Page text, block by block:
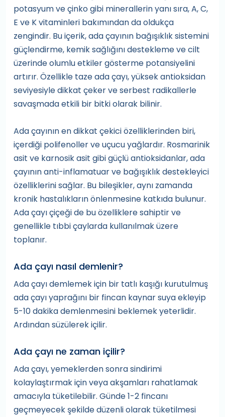
potasyum ve çinko gibi minerallerin yanı sıra, A, C,
E ve K vitaminleri bakımından da oldukça
zengindir. Bu içerik, ada çayının bağışıklık sistemini
güçlendirme, kemik sağlığını destekleme ve cilt
üzerinde olumlu etkiler gösterme potansiyelini
artırır. Özellikle taze ada çayı, yüksek antioksidan
seviyesiyle dikkat çeker ve serbest radikallerle
savaşmada etkili bir bitki olarak bilinir.
Ada çayının en dikkat çekici özelliklerinden biri,
içerdiği polifenoller ve uçucu yağlardır. Rosmarinik
asit ve karnosik asit gibi güçlü antioksidanlar, ada
çayının anti-inflamatuar ve bağışıklık destekleyici
özelliklerini sağlar. Bu bileşikler, aynı zamanda
kronik hastalıkların önlenmesine katkıda bulunur.
Ada çayı çiçeği de bu özelliklere sahiptir ve
genellikle tıbbi çaylarda kullanılmak üzere
toplanır.
Ada çayı nasıl demlenir?
Ada çayı demlemek için bir tatlı kaşığı kurutulmuş
ada çayı yaprağını bir fincan kaynar suya ekleyip
5-10 dakika demlenmesini beklemek yeterlidir.
Ardından süzülerek içilir.
Ada çayı ne zaman içilir?
Ada çayı, yemeklerden sonra sindirimi
kolaylaştırmak için veya akşamları rahatlamak
amacıyla tüketilebilir. Günde 1-2 fincanı
geçmeyecek şekilde düzenli olarak tüketilmesi